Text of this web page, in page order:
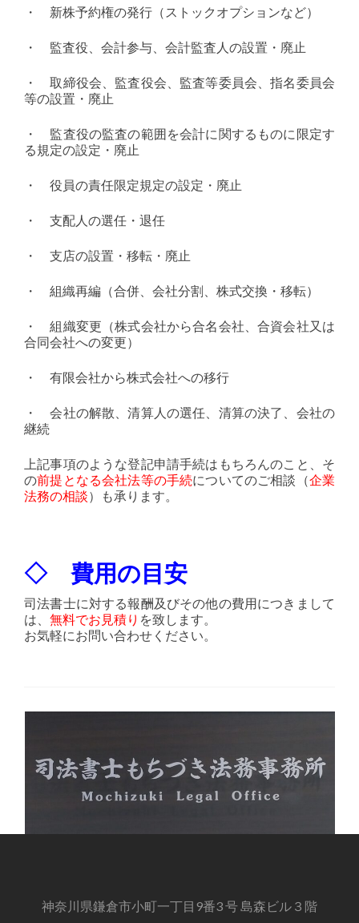
・ 新株予約権の発行（ストックオプションなど）
・ 監査役、会計参与、会計監査人の設置・廃止
・ 取締役会、監査役会、監査等委員会、指名委員会
等の設置・廃止
・ 監査役の監査の範囲を会計に関するものに限定す
る規定の設定・廃止
・ 役員の責任限定規定の設定・廃止
・ 支配人の選任・退任
・ 支店の設置・移転・廃止
・ 組織再編（合併、会社分割、株式交換・移転）
・ 組織変更（株式会社から合名会社、合資会社又は
合同会社への変更）
・ 有限会社から株式会社への移行
・ 会社の解散、清算人の選任、清算の決了、会社の
継続
上記事項のような登記申請手続はもちろんのこと、そ
の前提となる会社法等の手続についてのご相談（企業
法務の相談）も承ります。
◇ 費用の目安
司法書士に対する報酬及びその他の費用につきまして
は、 無料でお見積り を致します。
お気軽にお問い合わせください。
神奈川県鎌倉市小町一丁目9番3 号 島森ビル３階